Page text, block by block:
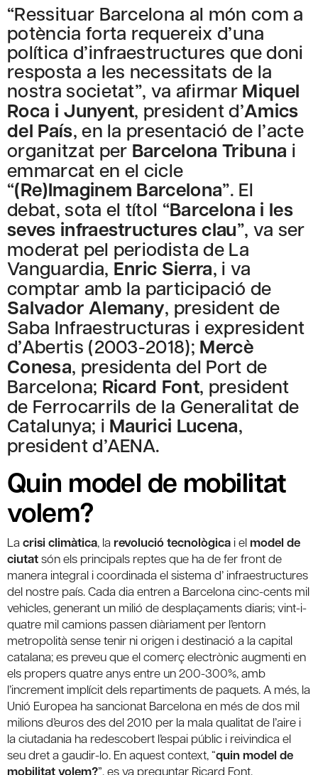
“Ressituar Barcelona al món com a
potència forta requereix d’una
política d’infraestructures que doni
resposta a les necessitats de la
nostra societat”, va afirmar Miquel
Roca i Junyent, president d’Amics
del País, en la presentació de l’acte
organitzat per Barcelona Tribuna i
emmarcat en el cicle
“(Re)Imaginem Barcelona”. El
debat, sota el títol “Barcelona i les
seves infraestructuresclau”, va ser
moderat pel periodista de La
Vanguardia, Enric Sierra, i va
comptar amb la participació de
Salvador Alemany, president de
Saba Infraestructuras i expresident
d’Abertis (2003-2018); Mercè
Conesa, presidenta del Port de
Barcelona; Ricard Font, president
de Ferrocarrils de la Generalitat de
Catalunya; i Maurici Lucena,
president d’AENA.
Quin model de mobilitat
volem?
La crisi climàtica, la revolució tecnològica i el model de
ciutatsón els principals reptes que ha de fer front de
manera integral i coordinada el sistema d’ infraestructures
del nostre país. Cada dia entren a Barcelona cinc-cents mil
vehicles, generant un milió de desplaçaments diaris; vint-i-
quatre mil camions passen diàriament per l’entorn
metropolità sense tenir ni origen i destinació a la capital
catalana; es preveu que el comerç electrònic augmenti en
els propers quatre anys entre un 200-300%, amb
l’increment implícit dels repartiments de paquets. A més, la
Unió Europea ha sancionat Barcelona en més de dos mil
milions d’euros des del 2010 per la mala qualitat de l’aire i
la ciutadania ha redescobert l’espai públic i reivindica el
seu dret a gaudir-lo. En aquest context, “quin model de
mobilitat volem?”, es va preguntar Ricard Font.